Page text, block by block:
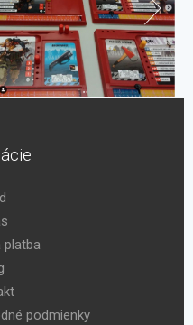
platba
podmienky